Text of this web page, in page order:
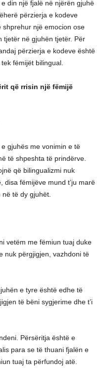
din një fjalë në njërën gjuhë
përzierja e kodeve
një emocion ose
tjetër në gjuhën tjetër. Për
përzierja e kodeve është
fëmijët bilingual.
që rrisin një fëmijë
gjuhës me vonimin e të
të shpeshta të prindërve.
që bilingualizmi nuk
disa fëmijëve mund t’ju marë
të dy gjuhët.
vetëm me fëmiun tuaj duke
nuk përgjigjen, vazhdoni të
e tyre është edhe të
të bëni sygjerime dhe t’i
Përsëritja është e
para se të thuani fjalën e
tuaj ta përfundoj atë.